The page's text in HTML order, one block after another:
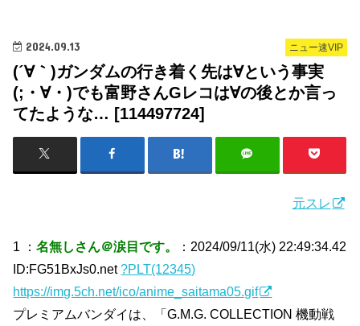
ニュー速VIP
2024.09.13
(´∀｀)ガンダムの行き着く先は∀という事実
(;・∀・)でも富野さんGレコは∀の後とか言っ
てたような… [114497724]
元スレ
1 ：名無しさん＠涙目です。
：2024/09/11(水) 22:49:34.42
ID:FG51BxJs0.net?PLT(12345)
https://img.5ch.net/ico/anime_saitama05.gif
プレミアムバンダイは、「G.M.G. COLLECTION 機動戦